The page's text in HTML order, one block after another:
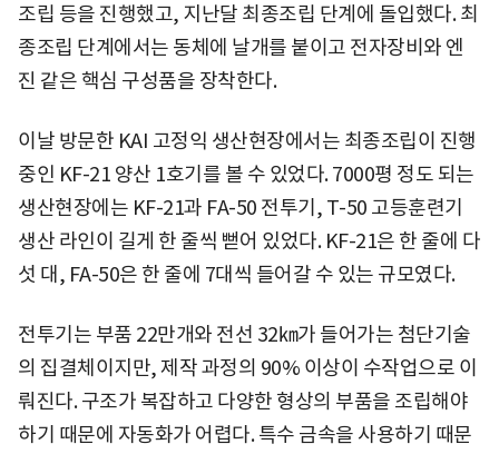
조립 등을 진행했고, 지난달 최종조립 단계에 돌입했다. 최
종조립 단계에서는 동체에 날개를 붙이고 전자장비와 엔
진 같은 핵심 구성품을 장착한다.
이날 방문한 KAI 고정익 생산현장에서는 최종조립이 진행
중인 KF-21 양산 1호기를 볼 수 있었다. 7000평 정도 되는
생산현장에는 KF-21과 FA-50 전투기, T-50 고등훈련기
생산 라인이 길게 한 줄씩 뻗어 있었다. KF-21은 한 줄에 다
섯 대, FA-50은 한 줄에 7대씩 들어갈 수 있는 규모였다.
전투기는 부품 22만개와 전선 32㎞가 들어가는 첨단기술
의 집결체이지만, 제작 과정의 90% 이상이 수작업으로 이
뤄진다. 구조가 복잡하고 다양한 형상의 부품을 조립해야
하기 때문에 자동화가 어렵다. 특수 금속을 사용하기 때문